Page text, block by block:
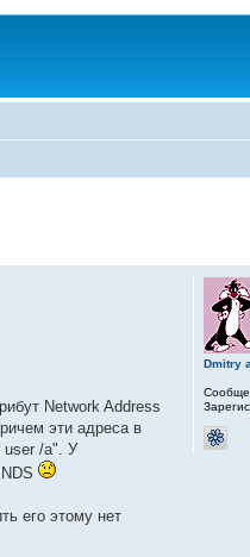
Network Address
эти адреса в
user /a". У
его этому нет
Dmitry